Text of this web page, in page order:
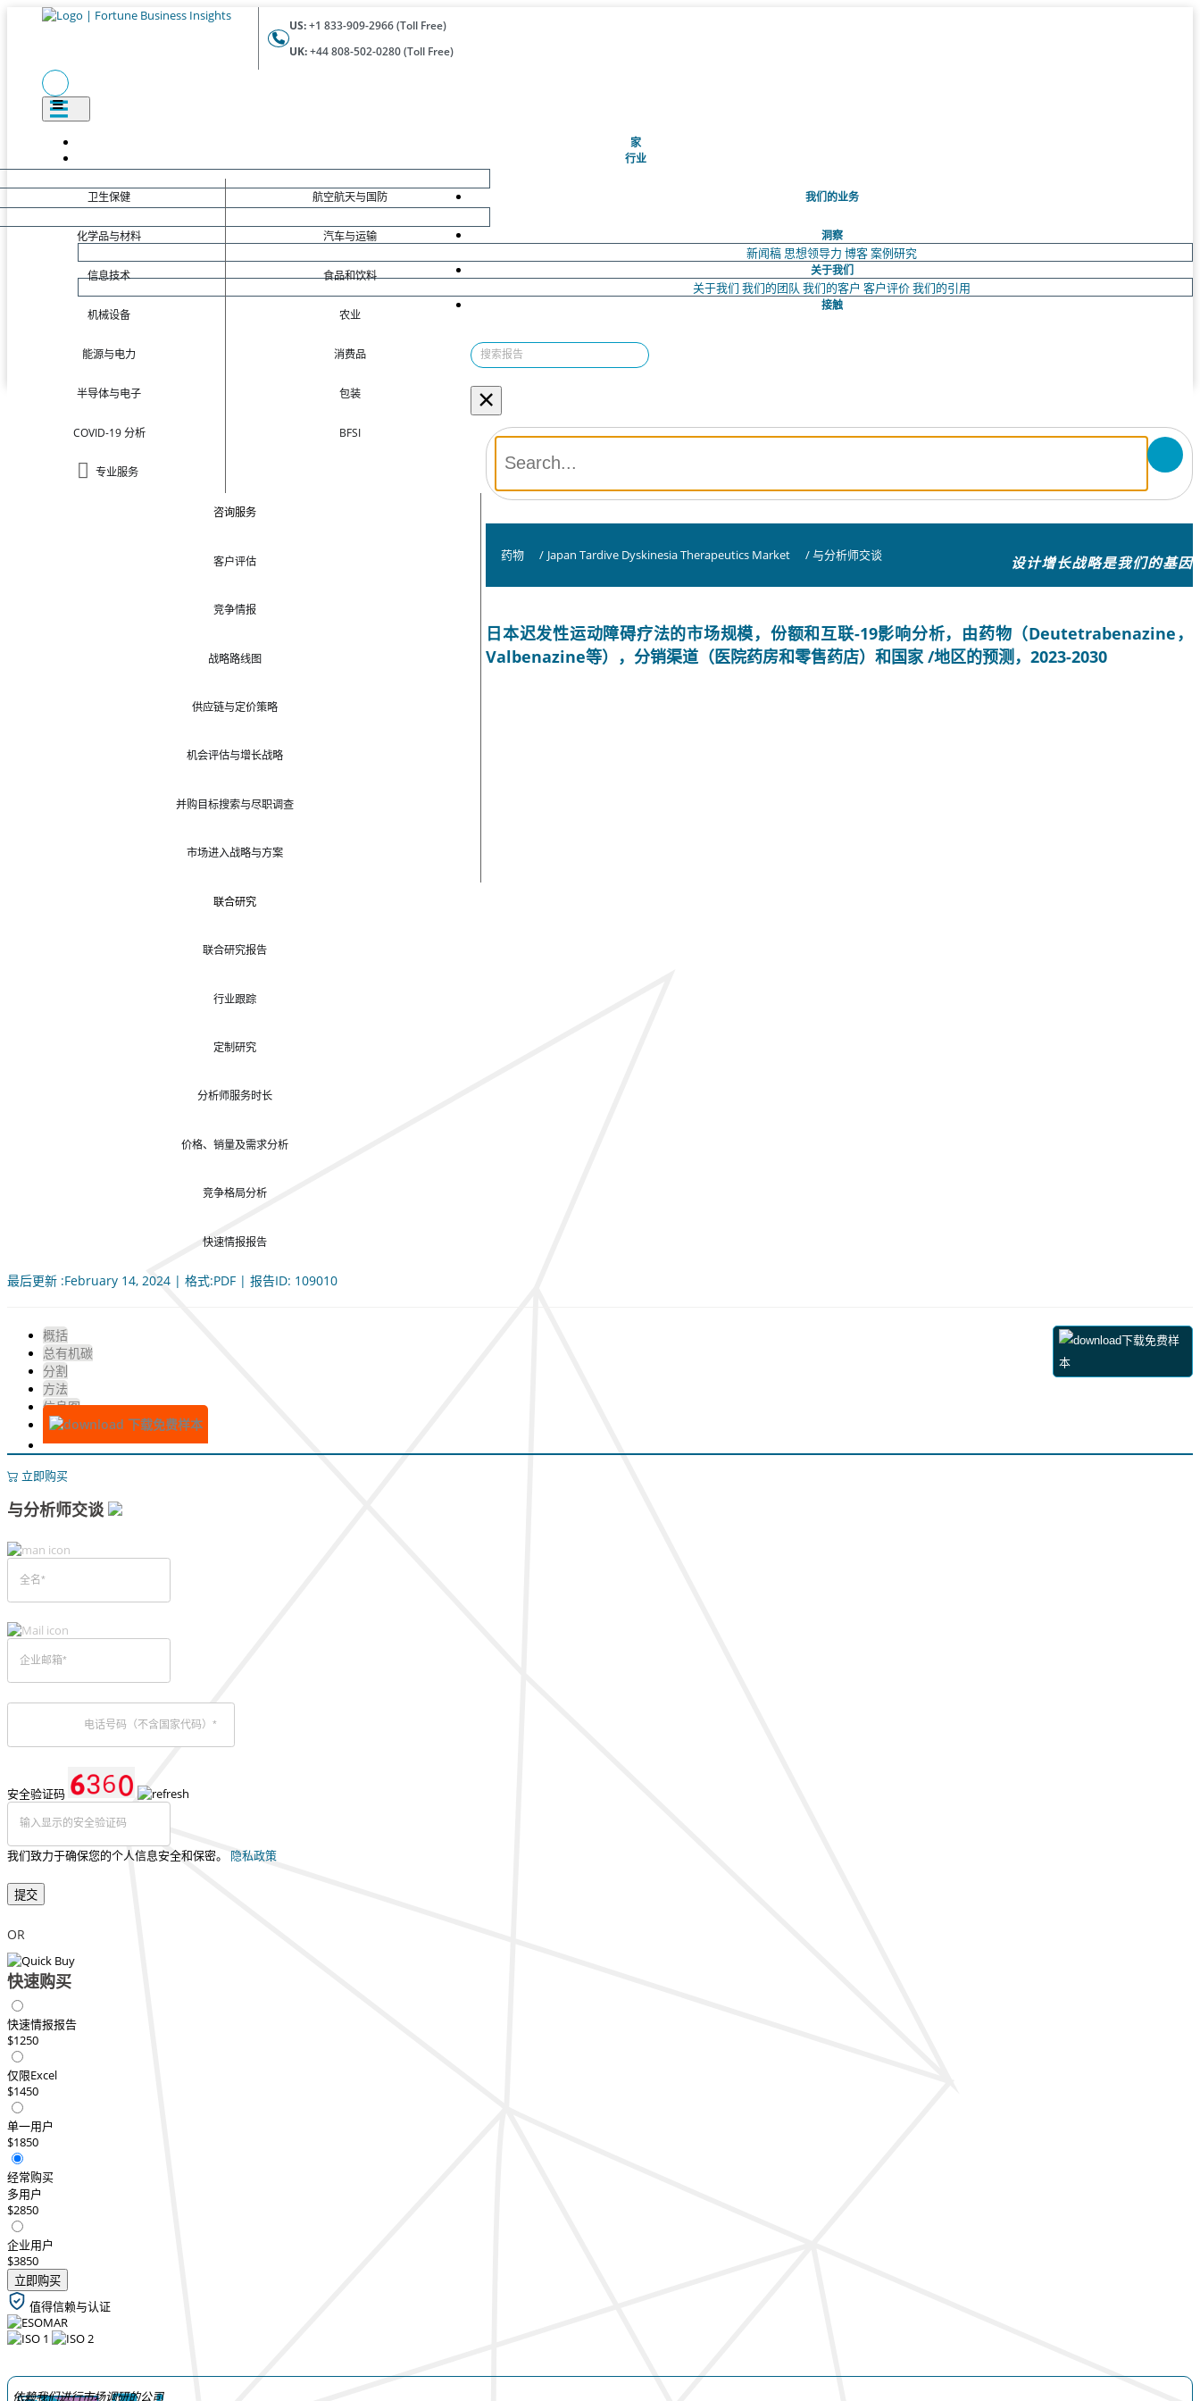
US:+1 833-909-2966 (Toll Free)
UK:+44 808-502-0280 (Toll Free)
家(当前的)
行业
卫生保健
化学品与材料
信息技术
机械设备
能源与电力
半导体与电子
COVID-19 分析
专业服务
航空航天与国防
汽车与运输
食品和饮料
农业
消费品
包装
BFSI
我们的业务
咨询服务
客户评估
竞争情报
战略路线图
供应链与定价策略
机会评估与增长战略
并购目标搜索与尽职调查
市场进入战略与方案
联合研究
联合研究报告
行业跟踪
定制研究
分析师服务时长
价格、销量及需求分析
竞争格局分析
快速情报报告
洞察
新闻稿 思想领导力 博客案例研究
关于我们
关于我们 我们的团队 我们的客户 客户评价我们的引用
接触
×
药物 / Japan Tardive Dyskinesia Therapeutics Market / 与分析师交谈 设计增长战略是我们的基因
日本迟发性运动障碍疗法的市场规模，份额和互联-19影响分析，由药物（Deutetrabenazine，
Valbenazine等），分销渠道（医院药房和零售药店）和国家 /地区的预测，2023-2030
最后更新 :February 14, 2024 | 格式:PDF | 报告ID: 109010
概括
总有机碳
分割
方法
信息图
下载免费样本
下载免费样
本
立即购买
与分析师交谈
安全验证码
我们致力于确保您的个人信息安全和保密。 隐私政策
提交
OR
快速购买
快速情报报告
$1250
仅限Excel
$1450
单一用户
$1850
经常购买
多用户
$2850
企业用户
$3850
立即购买
值得信赖与认证
依赖我们进行市场调研的公司